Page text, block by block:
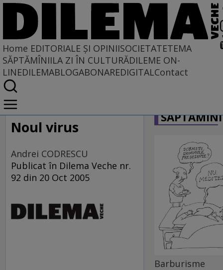
Home EDITORIALE ȘI OPINIISOCIETATETEMA
SĂPTĂMÎNIILA ZI ÎN CULTURĂDILEME ON-
LINEDILEMABLOGABONAREDIGITALContact
Home
EDITORIALE ȘI OPINII
TÎLC SHOW
Noul virus
Andrei CODRESCU
Publicat în Dilema Veche nr.
92 din 20 Oct 2005
Barburisme